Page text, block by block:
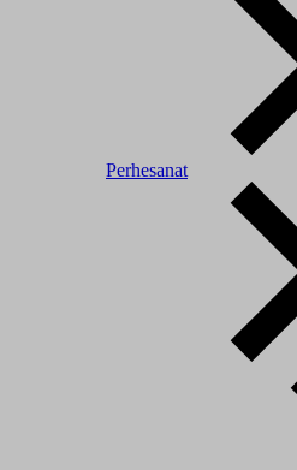
Perhesanat